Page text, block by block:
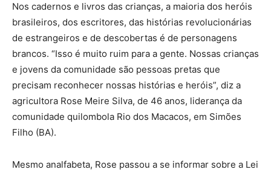
Nos cadernos e livros das crianças, a maioria dos heróis
brasileiros, dos escritores, das histórias revolucionárias
de estrangeiros e de descobertas é de personagens
brancos. “Isso é muito ruim para a gente. Nossas crianças
e jovens da comunidade são pessoas pretas que
precisam reconhecer nossas histórias e heróis”, diz a
agricultora Rose Meire Silva, de 46 anos, liderança da
comunidade quilombola Rio dos Macacos, em Simões
Filho (BA).
Mesmo analfabeta, Rose passou a se informar sobre a Lei